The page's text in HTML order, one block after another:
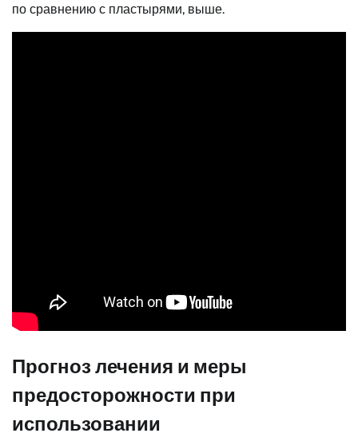
по сравнению с пластырями, выше.
Прогноз лечения и меры
предосторожности при
использовании